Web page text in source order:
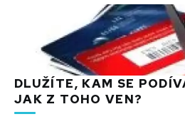
DLUŽÍTE, KAM SE
JAK Z TOHO VEN?